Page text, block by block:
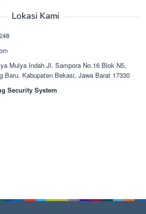
Rp1.378.000.
Lokasi Kami
Mulya Indah Jl. Sampora No.16 Blok N5,
Baru, Kabupaten Bekasi, Jawa Barat 17330
Security System